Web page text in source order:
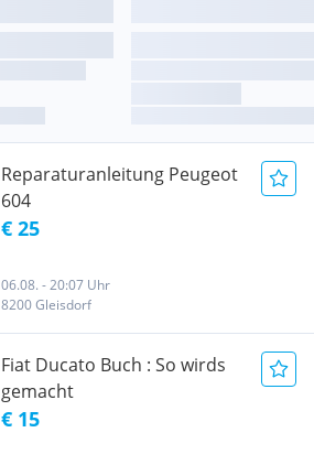
Reparaturanleitung Peugeot
604
€ 25
06.08. - 20:07 Uhr
8200 Gleisdorf
Fiat Ducato Buch : So wirds
gemacht
€ 15